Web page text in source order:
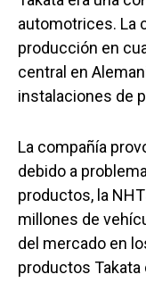
automotrices. La
producción en
central en
instalaciones de
La compañía
debido a
productos, la
millones de
del mercado en
productos